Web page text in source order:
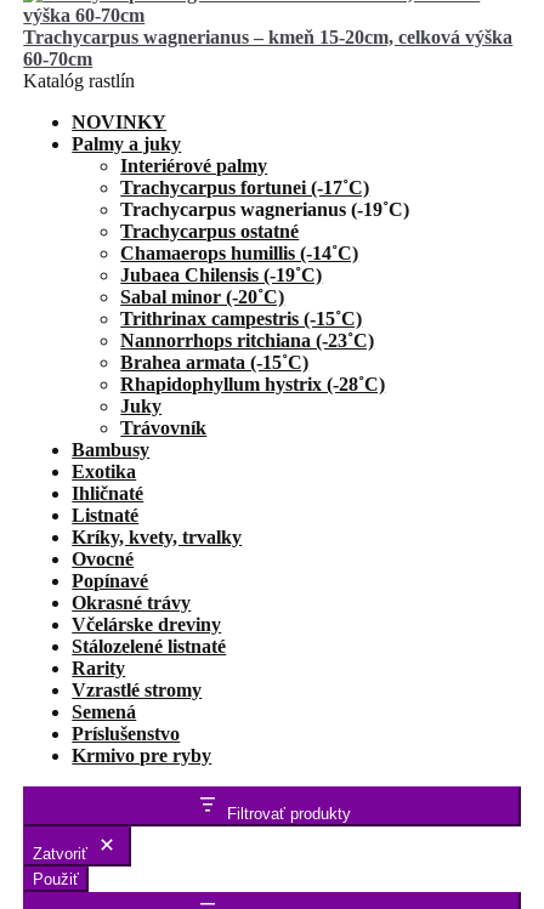
Trachycarpus wagnerianus – kmeň 15-20cm, celková výška
60-70cm
Katalóg rastlín
NOVINKY
Palmy a juky
Interiérové palmy
Trachycarpus fortunei (-17˚C)
Trachycarpus wagnerianus (-19˚C)
Trachycarpus ostatné
Chamaerops humillis (-14˚C)
Jubaea Chilensis (-19˚C)
Sabal minor (-20˚C)
Trithrinax campestris (-15˚C)
Nannorrhops ritchiana (-23˚C)
Brahea armata (-15˚C)
Rhapidophyllum hystrix (-28˚C)
Juky
Trávovník
Bambusy
Exotika
Ihličnaté
Listnaté
Kríky, kvety, trvalky
Ovocné
Popínavé
Okrasné trávy
Včelárske dreviny
Stálozelené listnaté
Rarity
Vzrastlé stromy
Semená
Príslušenstvo
Krmivo pre ryby
Filtrovať produkty
Zatvoriť
Použiť